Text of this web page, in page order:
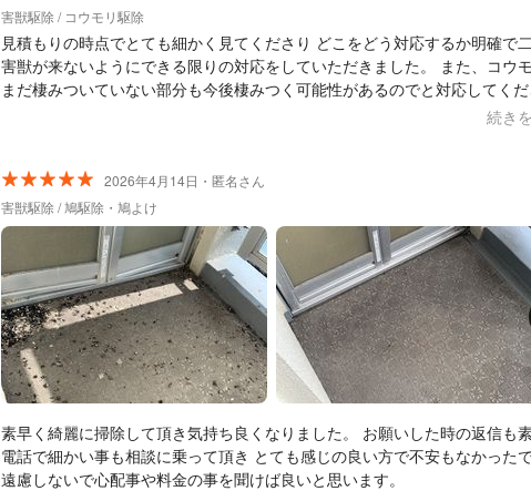
害獣駆除 / コウモリ駆除
見積もりの時点でとても細かく見てくださり どこをどう対応するか明確で
害獣が来ないようにできる限りの対応をしていただきました。 また、コウ
まだ棲みついていない部分も今後棲みつく可能性があるのでと対応してく
依頼するよりご自身で交換された方が圧倒的に安いです。持ち上げるだけ
に取り外せるので」とあくまで顧客目線で考えてくださるので 最後の最後
心できました。 また何か困りごとができた時はこちらに依頼しようと思
続き
2026年4月14日・匿名さん
害獣駆除 / 鳩駆除・鳩よけ
素早く綺麗に掃除して頂き気持ち良くなりました。 お願いした時の返信も
電話で細かい事も相談に乗って頂き とても感じの良い方で不安もなかった
遠慮しないで心配事や料金の事を聞けば良いと思います。